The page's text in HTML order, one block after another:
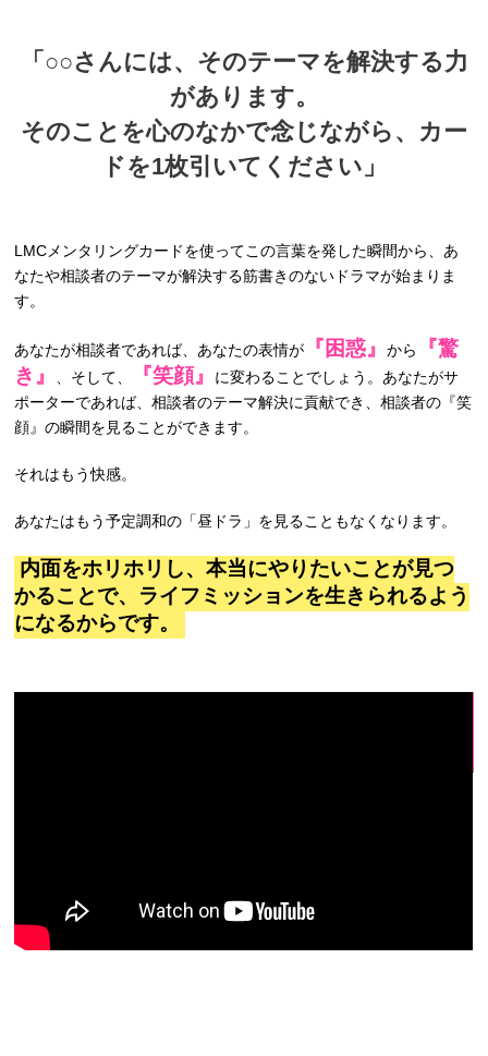
「○○さんには、そのテーマを解決する力
があります。
そのことを心のなかで念じながら、カー
ドを1枚引いてください」
LMCメンタリングカードを使ってこの言葉を発した瞬間から、あ
なたや相談者のテーマが解決する筋書きのないドラマが始まりま
す。
あなたが相談者であれば、あなたの表情が 『困惑』から
『驚
き』
、そして、 『笑顔』
に変わることでしょう。あなたがサ
ポーターであれば、相談者のテーマ解決に貢献でき、相談者の『笑
顔』の瞬間を見ることができます。
それはもう快感。
あなたはもう予定調和の「昼ドラ」を見ることもなくなります。
内面をホリホリし、本当にやりたいことが見つ
かることで、ライフミッションを生きられるよう
になるからです。